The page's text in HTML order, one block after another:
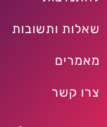
שאלות ותשובות
מאמרים
צרו קשר